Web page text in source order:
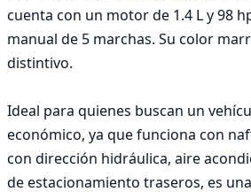
cuenta con un motor de 1.4 L y 98
manual de 5 marchas. Su color
distintivo.
Ideal para quienes buscan un
económico, ya que funciona con
con dirección hidráulica, aire
de estacionamiento traseros, es